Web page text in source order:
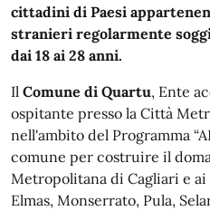
cittadini di Paesi
stranieri regolarmente
dai 18 ai 28 anni.
Il Comune di Quartu, Ente
ospitante presso la Città
nell'ambito del Programma
comune per costruire il
Metropolitana di Cagliari e
Elmas, Monserrato, Pula,